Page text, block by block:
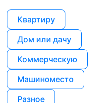
Квартиру
Дом или дачу
Коммерческую
Машиноместо
Разное